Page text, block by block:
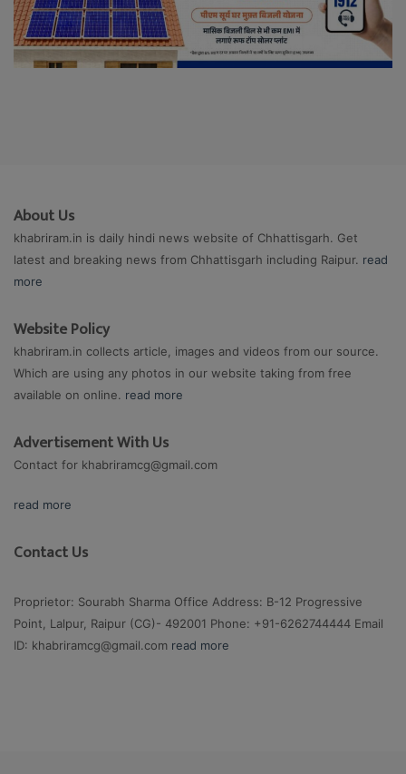
About Us
khabriram.in is daily hindi news website of Chhattisgarh. Get
latest and breaking news from Chhattisgarh including Raipur. read
more
Website Policy
khabriram.in collects article, images and videos from our source.
Which are using any photos in our website taking from free
available on online. read more
Advertisement With Us
Contact for khabriramcg@gmail.com
read more
Contact Us
Proprietor: Sourabh Sharma Office Address: B-12 Progressive
Point, Lalpur, Raipur (CG)- 492001 Phone: +91-6262744444 Email
ID: khabriramcg@gmail.com read more